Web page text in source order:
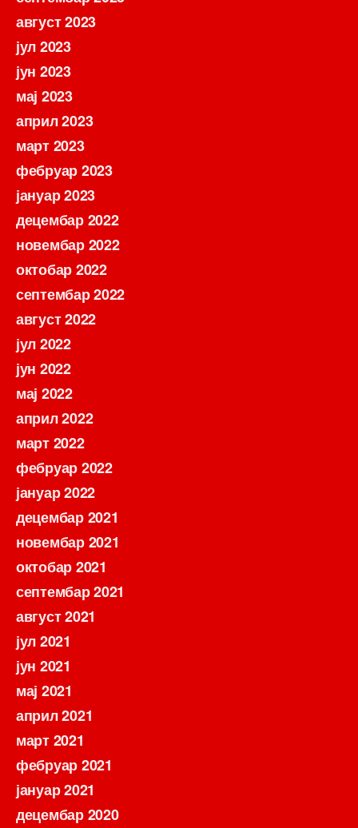
август 2023
јул 2023
јун 2023
мај 2023
април 2023
март 2023
фебруар 2023
јануар 2023
децембар 2022
новембар 2022
октобар 2022
септембар 2022
август 2022
јул 2022
јун 2022
мај 2022
април 2022
март 2022
фебруар 2022
јануар 2022
децембар 2021
новембар 2021
октобар 2021
септембар 2021
август 2021
јул 2021
јун 2021
мај 2021
април 2021
март 2021
фебруар 2021
јануар 2021
децембар 2020